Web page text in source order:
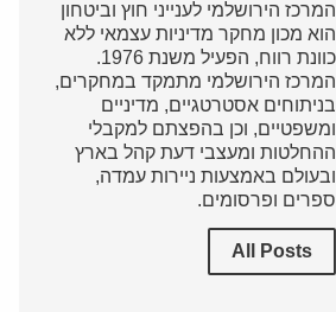
המרכז הירושלמי לענייני חוץ וביטחון
הוא מכון מחקר מדיניות עצמאי ללא
כוונת רווח, הפעיל משנת 1976.
המרכז הירושלמי מתמקד במחקרים,
בניתוחים אסטרטגיים, מדיניים
ומשפטיים, וכן בהפצתם למקבלי
ההחלטות ומעצבי דעת קהל בארץ
ובעולם באמצעות ניירות עמדה,
ספרים ופרסומים.
All Posts